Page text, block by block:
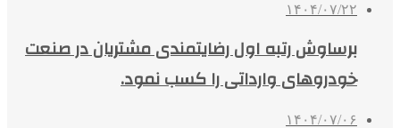
۱۴۰۴/۰۷/۲۲
برساوش رتبه اول رضایتمندی مشتریان در صنعت
خودروهای وارداتی را کسب نمود.
۱۴۰۴/۰۷/۰۶